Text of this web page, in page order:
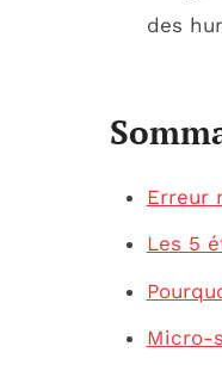
des
Erreur
Les 5
Micro-